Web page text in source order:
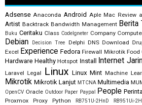
Adsense Anaconda Android Aple Mac Review
Artist Backtrack Bandwidth Management Berita
Buku Ceritaku Class CodeIgneter Company
Debian Decision Tree Delphi DNS Download
Excel Experience Fedora Firewall Mikrotik Food
Hardware Healthy Hotspot Install Internet
Laravel Legal Linux Linux Mint Machine
Mikrotik Mikrotik Lanjut MTCNA Multimedia
OpenCV Oracle Outdoor Paper Paypal People
Proxmox Proxy Python RB751U-2HnD RB951Ui-